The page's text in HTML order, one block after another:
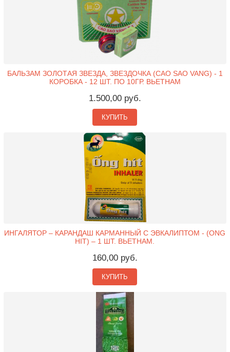
БАЛЬЗАМ ЗОЛОТАЯ ЗВЕЗДА, ЗВЕЗДОЧКА (CAO SAO VANG) - 1
КОРОБКА - 12 ШТ. ПО 10ГР. ВЬЕТНАМ
1.500,00 руб.
КУПИТЬ
ИНГАЛЯТОР – КАРАНДАШ КАРМАННЫЙ С ЭВКАЛИПТОМ - (ONG
HIT) – 1 ШТ. ВЬЕТНАМ.
160,00 руб.
КУПИТЬ